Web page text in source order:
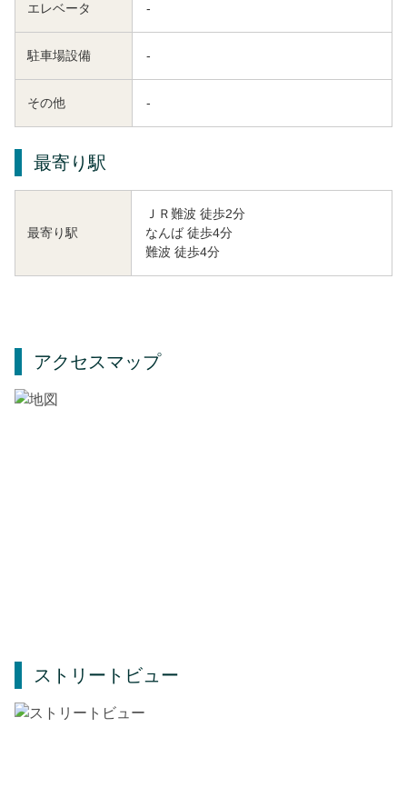
エレベータ -
駐車場設備 -
その他 -
最寄り駅
最寄り駅
ＪＲ難波 徒歩2分
なんば 徒歩4分
難波 徒歩4分
アクセスマップ
ストリートビュー